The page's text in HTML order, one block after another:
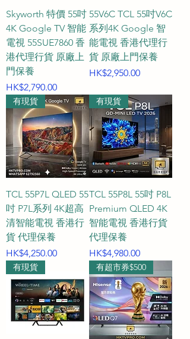
Skyworth 特價 55吋
4K Google TV 智能
電視 55SUE7860 香
港代理行貨 原廠上
門保養
價格
HK$2,790.00
55V6C TCL 55吋V6C
系列4K Google 智
能電視 香港代理行
貨 原廠上門保養
價格
HK$2,950.00
有現貨
TCL 55P7L QLED 55
吋 P7L系列 4K超高
清智能電視 香港行
貨 代理保養
價格
HK$4,250.00
有現貨
TCL 55P8L 55吋 P8L
Premium QLED 4K
智能電視 香港行貨
代理保養
價格
HK$4,980.00
有現貨 有超市券$500